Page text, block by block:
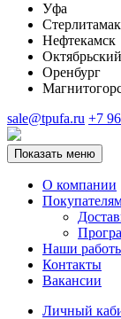
Уфа
Стерлитамак
Нефтекамск
Октябрьский
Оренбург
sale@tpufa.ru +7
Показать меню
О компании
Наши
Контакты
Вакансии
Личный